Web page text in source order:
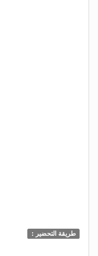
طريقة التحضير :